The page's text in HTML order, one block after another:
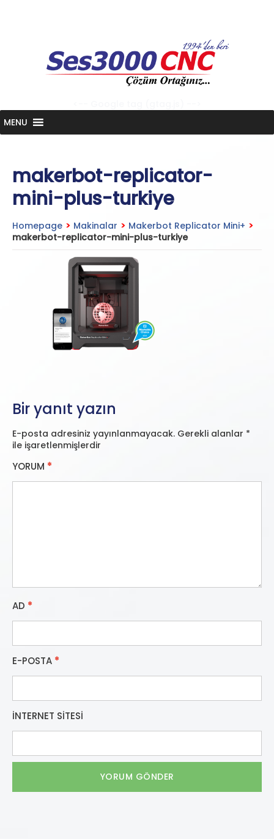
content
MENU
makerbot-replicator-
mini-plus-turkiye
Homepage > Makinalar > Makerbot Replicator Mini+ >
makerbot-replicator-mini-plus-turkiye
Bir yanıt yazın
E-posta adresiniz yayınlanmayacak. Gerekli alanlar *
ile işaretlenmişlerdir
YORUM *
AD *
E-POSTA *
İNTERNET SITESI